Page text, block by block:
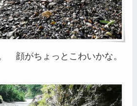
顔がちょっとこわいかな。